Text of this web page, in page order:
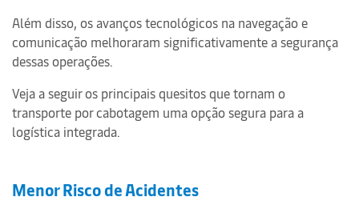
Além disso, os avanços tecnológicos na navegação e
comunicação melhoraram significativamente a segurança
dessas operações.
Veja a seguir os principais quesitos que tornam o
transporte por cabotagem uma opção segura para a
logística integrada.
Menor Risco de Acidentes